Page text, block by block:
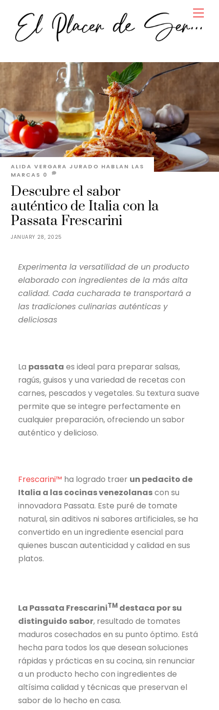
content
JANUARY 28, 2025
Descubre el sabor
auténtico de Italia con la
Passata Frescarini
ALIDA VERGARA JURADO HABLAN LAS
MARCAS 0
Experimenta la versatilidad de un producto
elaborado con ingredientes de la más alta
calidad. Cada cucharada te transportará a
las tradiciones culinarias auténticas y
deliciosas
La passata es ideal para preparar salsas,
ragús, guisos y una variedad de recetas con
carnes, pescados y vegetales. Su textura suave
permite que se integre perfectamente en
cualquier preparación, ofreciendo un sabor
auténtico y delicioso.
Frescarini™ ha logrado traer un pedacito de
Italia a las cocinas venezolanascon su
innovadora Passata. Este puré de tomate
natural, sin aditivos ni sabores artificiales, se ha
convertido en un ingrediente esencial para
quienes buscan autenticidad y calidad en sus
platos.
La Passata FrescariniTM destaca por su
distinguido sabor, resultado de tomates
maduros cosechados en su punto óptimo. Está
hecha para todos los que desean soluciones
rápidas y prácticas en su cocina, sin renunciar
a un producto hecho con ingredientes de
altísima calidad y técnicas que preservan el
sabor de lo hecho en casa.